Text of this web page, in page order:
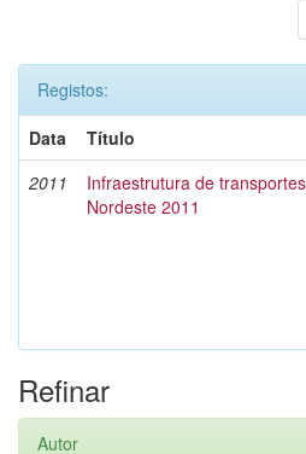
Registos:
Data
Título
2011
Infraestrutura de
Nordeste 2011
Refinar
Autor